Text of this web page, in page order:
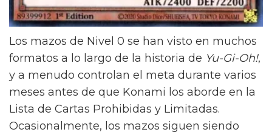
Los mazos de Nivel 0 se han visto en muchos
formatos a lo largo de la historia de Yu-Gi-Oh!,
y a menudo controlan el meta durante varios
meses antes de que Konami los aborde en la
Lista de Cartas Prohibidas y Limitadas.
Ocasionalmente, los mazos siguen siendo